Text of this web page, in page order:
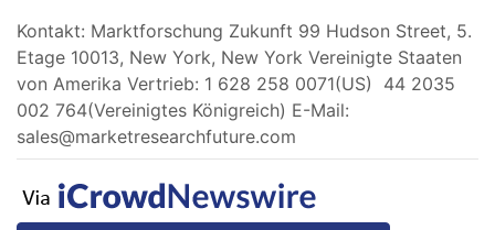
Kontakt: Marktforschung Zukunft 99 Hudson Street, 5.
Etage 10013, New York, New York Vereinigte Staaten
von Amerika Vertrieb: 1 628 258 0071(US) 44 2035
002 764(Vereinigtes Königreich) E-Mail:
sales@marketresearchfuture.com